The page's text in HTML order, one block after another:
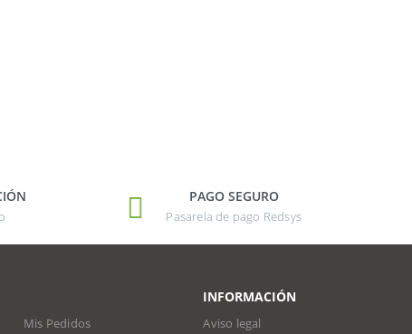
PAGO SEGURO
Pasarela de pago Redsys
Mis Pedidos
INFORMACIÓN
Aviso legal